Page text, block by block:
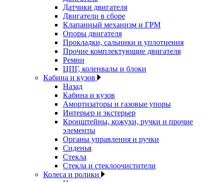
Датчики двигателя
Двигатели в сборе
Клапанный механизм и ГРМ
Опоры двигателя
Прокладки, сальники и уплотнения
Прочие комплектующие двигателя
Ремни
ЦПГ, коленвалы и блоки
Кабина и кузов
Назад
Кабина и кузов
Амортизаторы и газовые упоры
Интерьер и экстерьер
Кронштейны, кожухи, ручки и прочие
элементы
Органы управления и ручки
Сиденья
Стекла
Стекла и стеклоочистители
Колеса и ролики